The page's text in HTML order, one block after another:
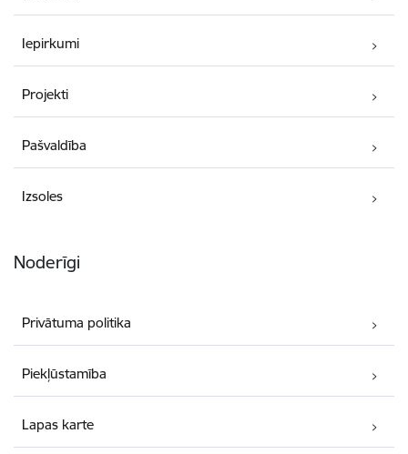
Iepirkumi
Projekti
Pašvaldība
Izsoles
Noderīgi
Privātuma politika
Piekļūstamība
Lapas karte